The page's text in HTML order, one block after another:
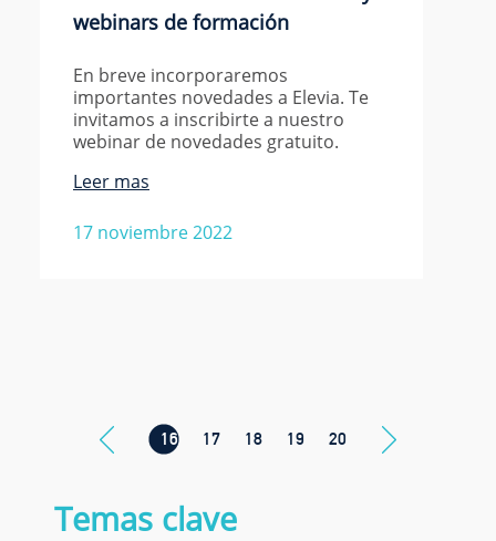
webinars de formación
En breve incorporaremos
importantes novedades a Elevia. Te
invitamos a inscribirte a nuestro
webinar de novedades gratuito.
17 noviembre 2022
Leer mas
16 17 18 19 20
Temas clave